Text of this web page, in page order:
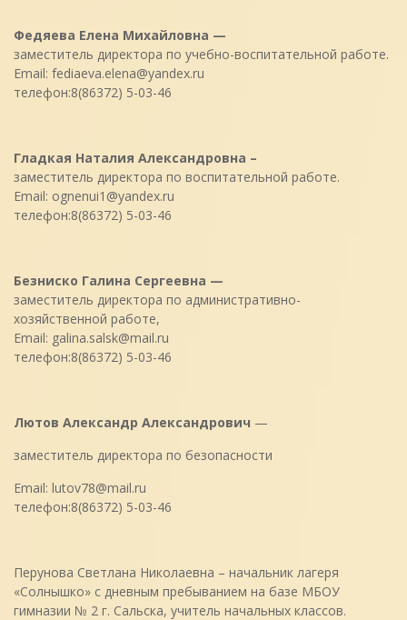
Федяева Елена Михайловна —
заместитель директора по учебно-воспитательной работе.
Email: fediaeva.elena@yandex.ru
телефон:8(86372) 5-03-46
Гладкая Наталия Александровна –
заместитель директора по воспитательной работе.
Email: ognenui1@yandex.ru
телефон:8(86372) 5-03-46
Безниско Галина Сергеевна —
заместитель директора по административно-
хозяйственной работе,
Email: galina.salsk@mail.ru
телефон:8(86372) 5-03-46
Лютов Александр Александрович —
заместитель директора по безопасности
Email: lutov78@mail.ru
телефон:8(86372) 5-03-46
Перунова Светлана Николаевна – начальник лагеря
«Солнышко» с дневным пребыванием на базе МБОУ
гимназии № 2 г. Сальска, учитель начальных классов.